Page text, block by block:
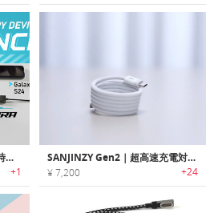
Hydra｜３つのデバイスを同時に高速充電できるUSB-Cケーブル
+1
SANJINZY Gen2｜超高速充電対応でマグネット収納できる便利な充電ケーブル
¥ 7,200 +24